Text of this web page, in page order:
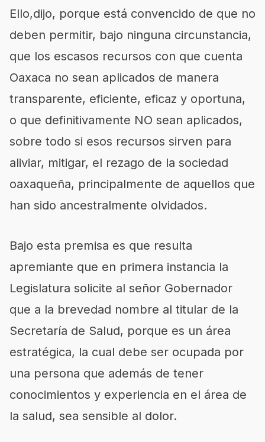
Ello,dijo, porque está convencido de que no
deben permitir, bajo ninguna circunstancia,
que los escasos recursos con que cuenta
Oaxaca no sean aplicados de manera
transparente, eficiente, eficaz y oportuna,
o que definitivamente NO sean aplicados,
sobre todo si esos recursos sirven para
aliviar, mitigar, el rezago de la sociedad
oaxaqueña, principalmente de aquellos que
han sido ancestralmente olvidados.
Bajo esta premisa es que resulta
apremiante que en primera instancia la
Legislatura solicite al señor Gobernador
que a la brevedad nombre al titular de la
Secretaría de Salud, porque es un área
estratégica, la cual debe ser ocupada por
una persona que además de tener
conocimientos y experiencia en el área de
la salud, sea sensible al dolor.